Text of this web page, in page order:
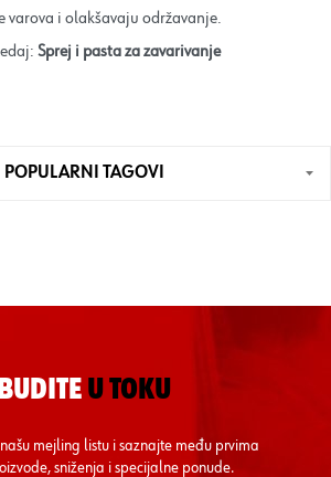
varova i olakšavaju održavanje.
Sprej i pasta za zavarivanje
POPULARNI TAGOVI
BUDITE U TOKU
mejling listu i saznajte među prvima
sniženja i specijalne ponude.